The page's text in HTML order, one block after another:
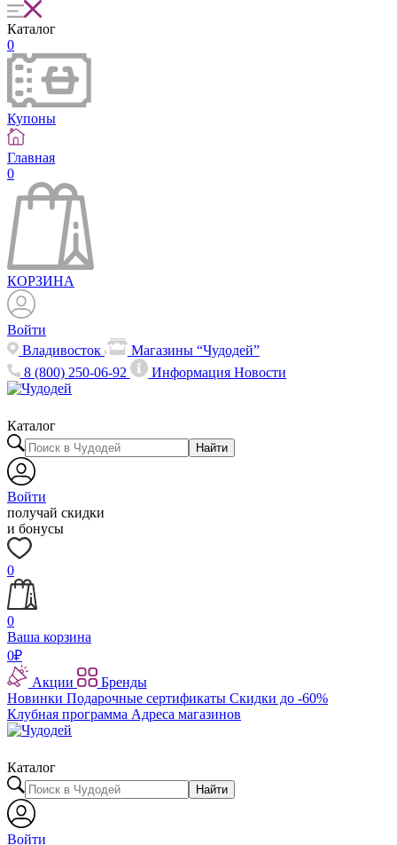
Каталог
0
Купоны
Главная
0
КОРЗИНА
Войти
Владивосток
Магазины “Чудодей”
8 (800) 250-06-92
ИнформацияНовости
Каталог
Найти
Войти
получай скидки
и бонусы
0
0
Ваша корзина
0₽
Акции
Бренды
Новинки Подарочные сертификаты Скидки до -60%
Клубная программа Адреса магазинов
Каталог
Найти
Войти